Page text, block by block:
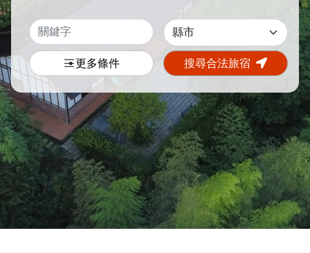
更多條件 搜尋合法旅宿